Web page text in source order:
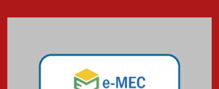
Mackenzie mobiliza campanha
solidária para apoiar famílias em
Minas Gerais